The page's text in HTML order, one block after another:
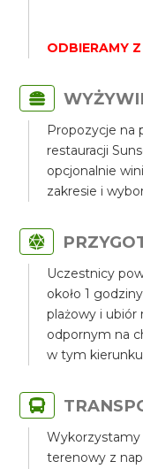
ODBIERAMY
Propozycje na
restauracji
opcjonalnie
zakresie i
Uczestnicy
około 1
plażowy i ubiór
odpornym na
w tym kierunku
Wykorzystamy
terenowy z